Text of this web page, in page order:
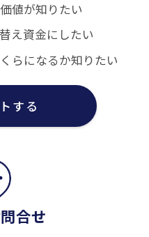
値が知りたい
え資金にしたい
らになるか知りたい
する
合せ